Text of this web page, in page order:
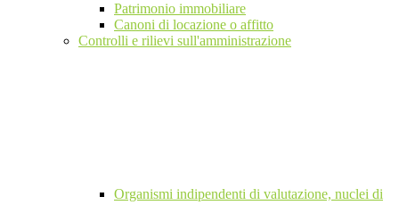
Patrimonio immobiliare
Canoni di locazione o affitto
Controlli e rilievi sull'amministrazione
Organismi indipendenti di valutazione, nuclei di